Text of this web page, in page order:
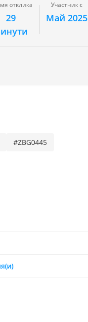
отклика
29
Участник с
Май 2025
#ZBG0445